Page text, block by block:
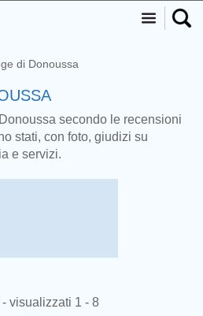
di Donoussa
secondo le recensioni
stati, con foto, giudizi su
e servizi.
visualizzati 1 - 8